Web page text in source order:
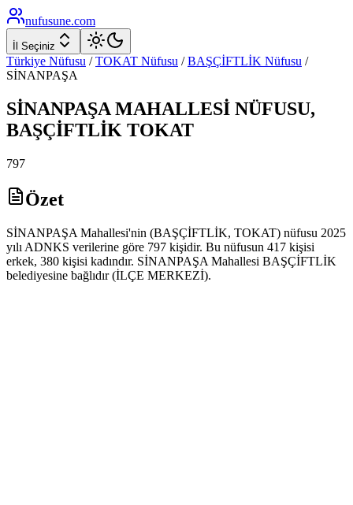
nufusune.com
İl Seçiniz
Türkiye Nüfusu / TOKAT Nüfusu / BAŞÇİFTLİK Nüfusu /
SİNANPAŞA
SİNANPAŞA MAHALLESİ NÜFUSU,
BAŞÇİFTLİK TOKAT
797
Özet
SİNANPAŞA Mahallesi'nin (BAŞÇİFTLİK, TOKAT) nüfusu 2025
yılı ADNKS verilerine göre 797 kişidir. Bu nüfusun 417 kişisi
erkek, 380 kişisi kadındır. SİNANPAŞA Mahallesi BAŞÇİFTLİK
belediyesine bağlıdır (İLÇE MERKEZİ).